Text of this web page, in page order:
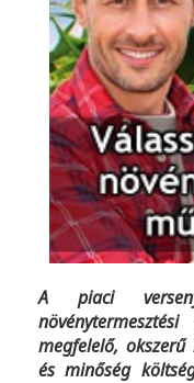
A piaci
megfelelő,
és minőség